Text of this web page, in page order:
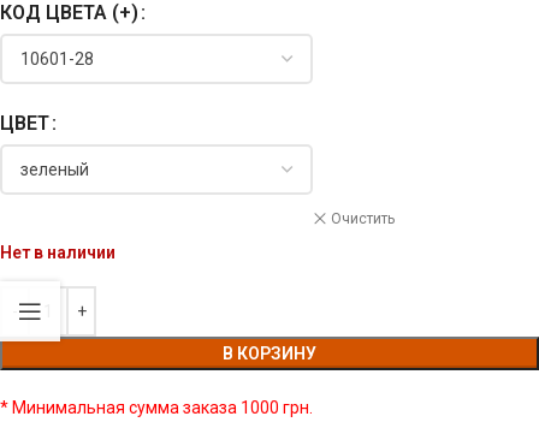
КОД ЦВЕТА (+)
ЦВЕТ
Очистить
Нет в наличии
В КОРЗИНУ
* Минимальная сумма заказа 1000 грн.